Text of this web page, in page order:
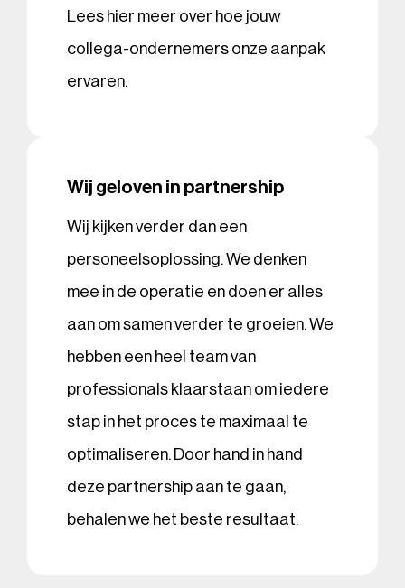
Lees hier meer over hoe jouw
collega-ondernemers onze aanpak
ervaren.
Wij geloven in partnership
Wij kijken verder dan een
personeelsoplossing. We denken
mee in de operatie en doen er alles
aan om samen verder te groeien. We
hebben een heel team van
professionals klaarstaan om iedere
stap in het proces te maximaal te
optimaliseren. Door hand in hand
deze partnership aan te gaan,
behalen we het beste resultaat.